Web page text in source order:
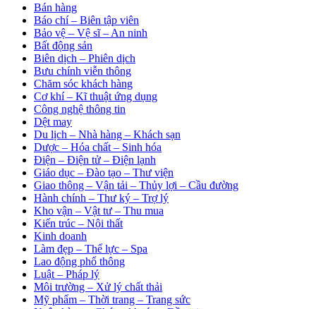
Bán hàng
Báo chí – Biên tập viên
Bảo vệ – Vệ sĩ – An ninh
Bất động sản
Biên dịch – Phiên dịch
Bưu chính viễn thông
Chăm sóc khách hàng
Cơ khí – Kĩ thuật ứng dụng
Công nghệ thông tin
Dệt may
Du lịch – Nhà hàng – Khách sạn
Dược – Hóa chất – Sinh hóa
Điện – Điện tử – Điện lạnh
Giáo dục – Đào tạo – Thư viện
Giao thông – Vận tải – Thủy lợi – Cầu đường
Hành chính – Thư ký – Trợ lý
Kho vận – Vật tư – Thu mua
Kiến trúc – Nội thất
Kinh doanh
Làm đẹp – Thể lực – Spa
Lao động phổ thông
Luật – Pháp lý
Môi trường – Xử lý chất thải
Mỹ phẩm – Thời trang – Trang sức